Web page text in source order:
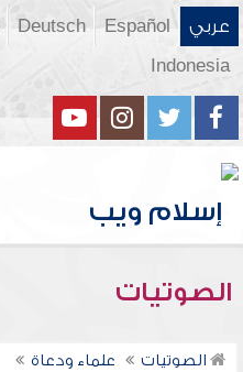
عربي Español
Deutsch
Indonesia
الصوتيات
الصوتيات
علماء ودعاة